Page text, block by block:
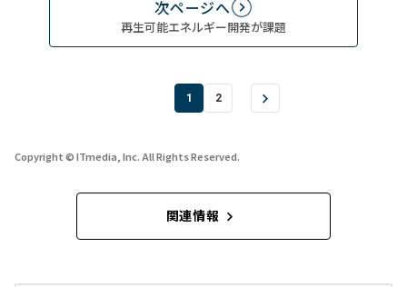
次ページへ
再生可能エネルギー開発が課題
1 2
Copyright © ITmedia, Inc. All Rights Reserved.
関連情報